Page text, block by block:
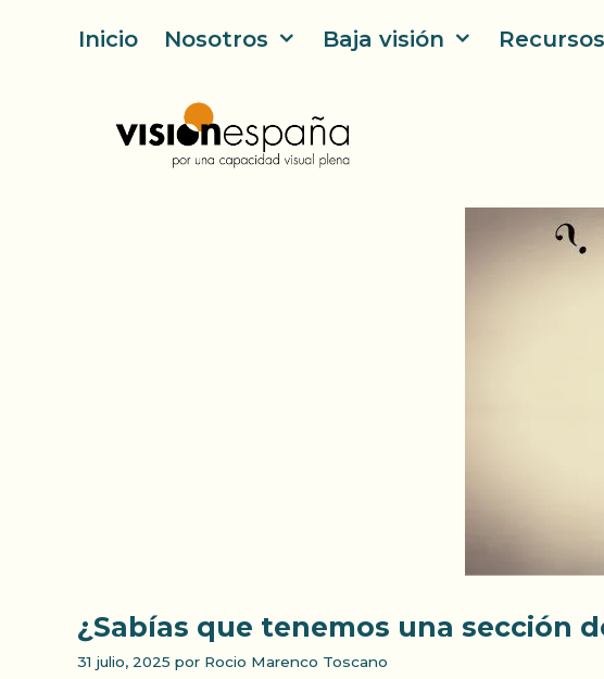
Inicio Nosotros Baja visión Recursos
¿Sabías que tenemos una sección
31 julio, 2025 por Rocio Marenco Toscano